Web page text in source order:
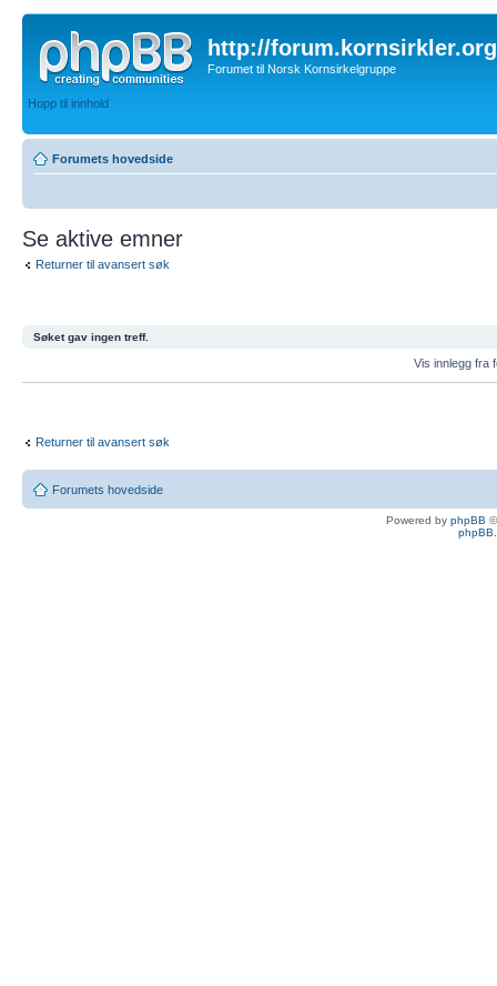
http://forum.kornsirkler.org
Forumet til Norsk Kornsirkelgruppe
Hopp til innhold
Forumets hovedside
Se aktive emner
Returner til avansert søk
Søket gav ingen treff.
Vis innlegg fra
Returner til avansert søk
Forumets hovedside
Powered by phpBB